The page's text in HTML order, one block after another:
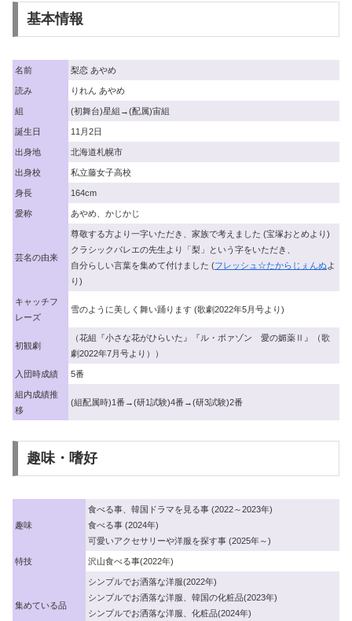
基本情報
名前 梨恋 あやめ
読み りれん あやめ
組 (初舞台)星組→(配属)宙組
誕生日 11月2日
出身地 北海道札幌市
出身校 私立藤女子高校
身長 164cm
愛称 あやめ、かじかじ
芸名の由来
尊敬する方より一字いただき、家族で考えました (宝塚おとめより)
クラシックバレエの先生より「梨」という字をいただき、
自分らしい言葉を集めて付けました (フレッシュ☆たからじぇんぬ よ
り)
キャッチフ
レーズ
雪のように美しく舞い踊ります (歌劇2022年5月号より)
初観劇
（花組『小さな花がひらいた』『ル・ポァゾン 愛の媚薬Ⅱ』（歌
劇2022年7月号より））
入団時成績 5番
組内成績推
移
(組配属時)1番→(研1試験)4番→(研3試験)2番
趣味・嗜好
趣味
食べる事、韓国ドラマを見る事 (2022～2023年)
食べる事 (2024年)
可愛いアクセサリーや洋服を探す事 (2025年～)
特技 沢山食べる事(2022年)
集めている品
シンプルでお洒落な洋服(2022年)
シンプルでお洒落な洋服、韓国の化粧品(2023年)
シンプルでお洒落な洋服、化粧品(2024年)